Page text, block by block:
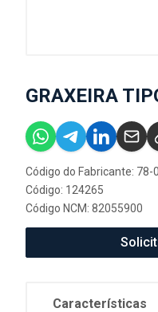
GRAXEIRA
Código do Fabricante: 78-
Código: 124265
Código NCM: 82055900
Características